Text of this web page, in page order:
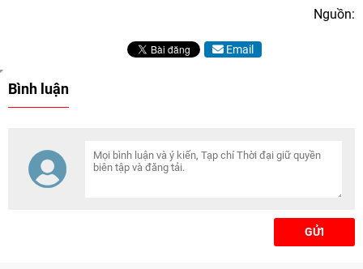
Nguồn:
Email
Bình luận
GỬI